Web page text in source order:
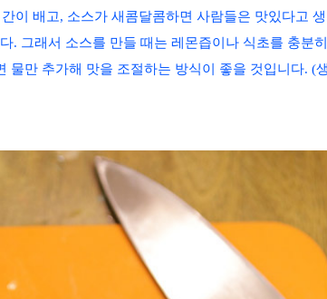
이 배고, 소스가 새콤달콤하면 사람들은 맛있다고
. 그래서 소스를 만들 때는 레몬즙이나 식초를 충분
물만 추가해 맛을 조절하는 방식이 좋을 것입니다. (